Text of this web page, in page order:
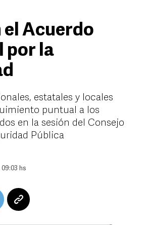
el Acuerdo
por la
estatales y locales
puntual a los
en la sesión del Consejo
Pública
hs